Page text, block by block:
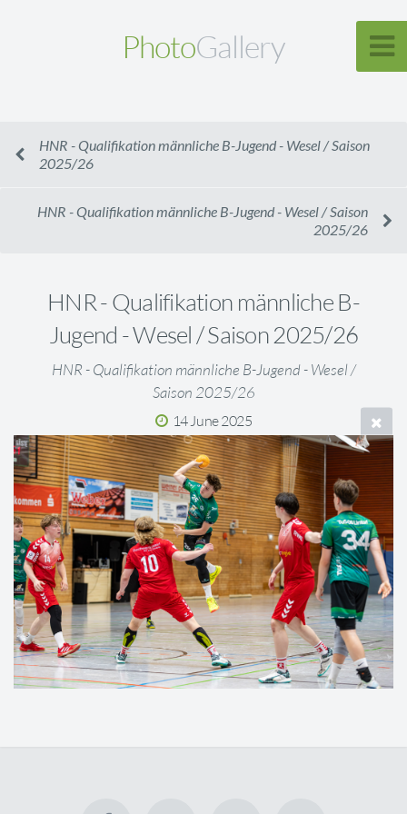
PhotoGallery
HNR - Qualifikation männliche B-Jugend - Wesel / Saison
2025/26
HNR - Qualifikation männliche B-Jugend - Wesel / Saison
2025/26
HNR - Qualifikation männliche B-
Jugend - Wesel / Saison 2025/26
HNR - Qualifikation männliche B-Jugend - Wesel /
Saison 2025/26
14 June 2025